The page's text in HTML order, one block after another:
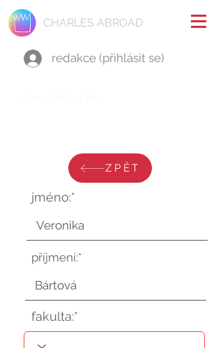
CHARLES ABROAD
redakce (přihlásit se)
ZPĚT
jméno:*
příjmení:*
fakulta:*